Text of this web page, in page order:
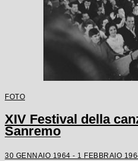
FOTO
XIV Festival della
Sanremo
30 GENNAIO 1964 - 1 FEBBRAIO